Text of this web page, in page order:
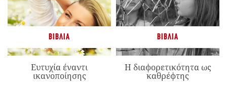
ΒΙΒΛΊΑ
Ευτυχία έναντι
ικανοποίησης
ΒΙΒΛΊΑ
Η διαφορετικότητα ως
καθρέφτης